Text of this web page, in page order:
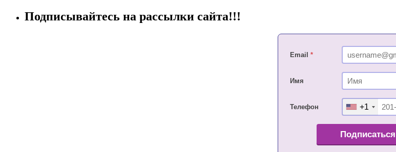
Подписывайтесь на рассылки сайта!!!
Email *
Имя
Телефон +1
Подписаться